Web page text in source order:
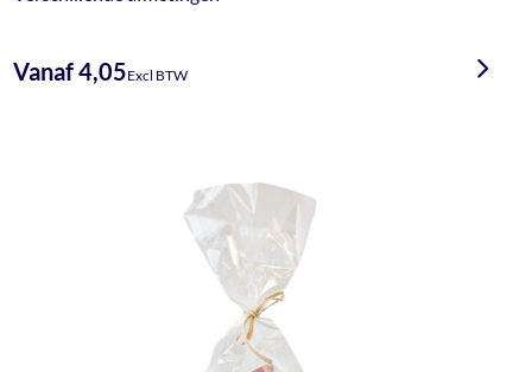
Vanaf 4,05Excl BTW